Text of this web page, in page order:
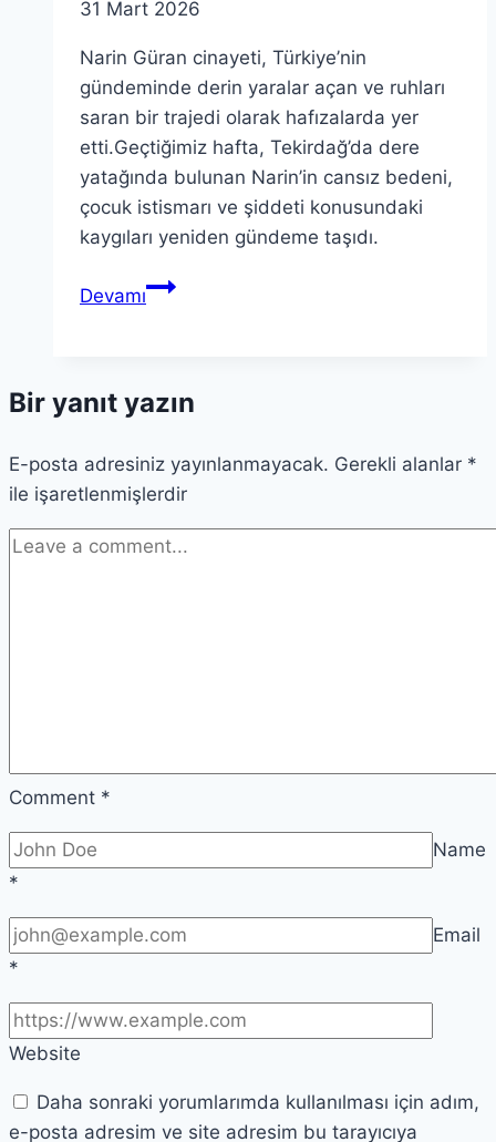
31 Mart 2026
Narin Güran cinayeti, Türkiye’nin
gündeminde derin yaralar açan ve ruhları
saran bir trajedi olarak hafızalarda yer
etti.Geçtiğimiz hafta, Tekirdağ’da dere
yatağında bulunan Narin’in cansız bedeni,
çocuk istismarı ve şiddeti konusundaki
kaygıları yeniden gündeme taşıdı.
DevamıNarin
Yaygın
Teorileri
Bir yanıt yazın
E-posta adresiniz yayınlanmayacak. Gerekli alanlar *
ile işaretlenmişlerdir
Comment *
Name
*
Email
*
Website
Daha sonraki yorumlarımda kullanılması için adım,
e-posta adresim ve site adresim bu tarayıcıya